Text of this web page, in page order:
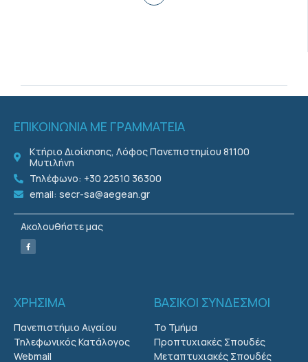
ΕΠΙΚΟΙΝΩΝΙΑ ΜΕ ΓΡΑΜΜΑΤΕΙΑ
Κτήριο Διοίκησης, Λόφος Πανεπιστημίου 81100
Μυτιλήνη
Τηλέφωνο: +30 22510 36300
email: secr-sa@aegean.gr
Ακολουθήστε μας
ΧΡΗΣΙΜΑ
Πανεπιστήμιο Αιγαίου
Τηλεφωνικός Κατάλογος
Webmail
ΒΑΣΙΚΟΙ ΣΥΝΔΕΣΜΟΙ
Το Τμήμα
Προπτυχιακές Σπουδές
Μεταπτυχιακές Σπουδές